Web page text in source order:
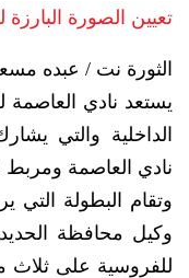
تعيين الصورة البارزة
الثورة نت / عبده
يستعد نادي العاصمة
الداخلية والتي
نادي العاصمة ومربط
وتقام البطولة
وكيل محافظة
للفروسية على ثلاث